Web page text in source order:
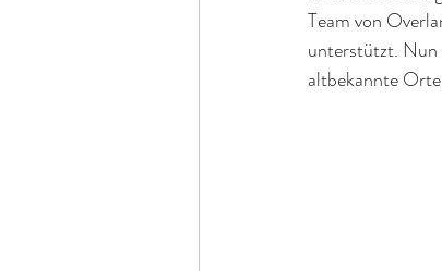
Team von
unterstützt. Nun
altbekannte